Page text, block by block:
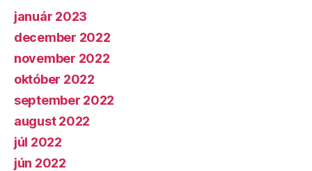
január 2023
december 2022
november 2022
október 2022
september 2022
august 2022
júl 2022
jún 2022